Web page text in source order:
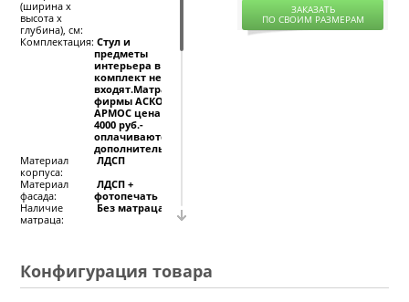
(ширина х
высота х
глубина), см:
Комплектация: Стул и
предметы
интерьера в
комплект не
входят.Матрацы
фирмы АСКОНА,
АРМОС цена от
4000 руб.-
оплачиваются
дополнительно.
Материал
корпуса:
ЛДСП
Материал
фасада:
ЛДСП +
фотопечать
Наличие
матраца:
Без матраца
Мы сможем выполнить
фотопечать любого
ЗАКАЗАТЬ
ПО СВОИМ РАЗМЕРАМ
Конфигурация товара